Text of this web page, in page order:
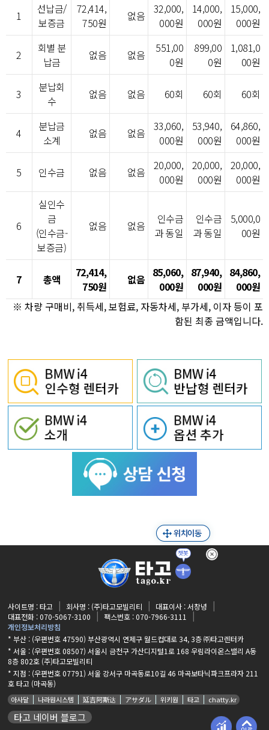
1
선납금/
보증금
72,414,
750원
없음
32,000,
000원
14,000,
000원
15,000,
000원
2
회별 분
납금
없음 없음
551,00
0원
899,00
0원
1,081,0
00원
3
분납회
수
없음 없음 60회 60회 60회
4
분납금
소계
없음 없음
33,060,
000원
53,940,
000원
64,860,
000원
5 인수금 없음 없음
20,000,
000원
20,000,
000원
20,000,
000원
6
실인수
금
(인수금-
보증금)
없음 없음
인수금
과 동일
인수금
과 동일
5,000,0
00원
7 총액
72,414,
750원
없음 85,060,
000원
87,940,
000원
84,860,
000원
※ 차량 구매비, 취득세, 보험료, 자동차세, 부가세, 이자 등이 포
함된 최종 금액입니다.
사이트명 : 타고 회사명 : (주)타고모빌리티
대표이사 : 서창녕
대표전화 : 070-5067-3100
팩스번호 : 070-7966-3111
개인정보처리방침
* 부산 : (우편번호 47590) 부산광역시 연제구 월드컵대로 34, 3층 ㈜타고렌터카
* 서울 : (우편번호 08507) 서울시 금천구 가산디지털1로 168 우림라이온스밸리 A동
8층 802호 (주)타고모빌리티
* 지점 : (우편번호 07791) 서울 강서구 마곡동로10길 46 마곡보타닉파크프라자 211
호 타고 (마곡동)
아사달 나라원시스템 延吉阿斯达 アサダル 위키원 타고 chatty.kr
타고 네이버 블로그